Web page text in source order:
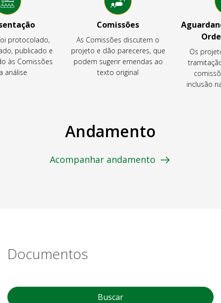
protocolado,
publicado e
às Comissões
análise
Comissões
As Comissões discutem o
projeto e dão pareceres, que
podem sugerir emendas ao
texto original
Os
inclusão
Andamento
Acompanhar andamento
Documentos
Buscar